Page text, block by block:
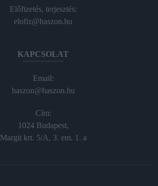
Előfizetés, terjesztés:
elofiz@haszon.hu
KAPCSOLAT
Email:
haszon@haszon.hu
Cím:
1024 Budapest,
Margit krt. 5/A, 3. em. 1. a